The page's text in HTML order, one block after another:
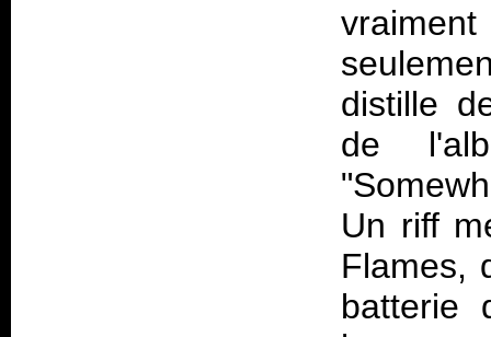
distille
de
Un riff
Flames,
batterie